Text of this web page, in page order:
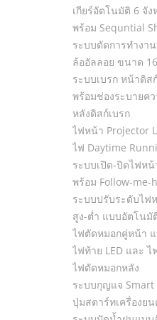
เกียร์อัตโนมัติ 6 จัง
พร้อม Sequntial
ระบบตัดการทำงา
ล้ออัลลอย ขนาด
ระบบเบรก หน้าดิส
พร้อมช่องระบายค
หลังดิสก์เบรก
ไฟหน้า Projector
ไฟ Daytime
ระบบเปิด-ปิดไฟห
พร้อม Follow-me-
ระบบปรับระดับไฟ
สูง-ต่ำ แบบอัตโนมั
ไฟตัดหมอกคู่หน้า แ
ไฟท้าย LED และ ไ
ไฟตัดหมอกหลัง
ระบบกุญแจ Smart
ปุ่มสตาร์ทเครื่องย